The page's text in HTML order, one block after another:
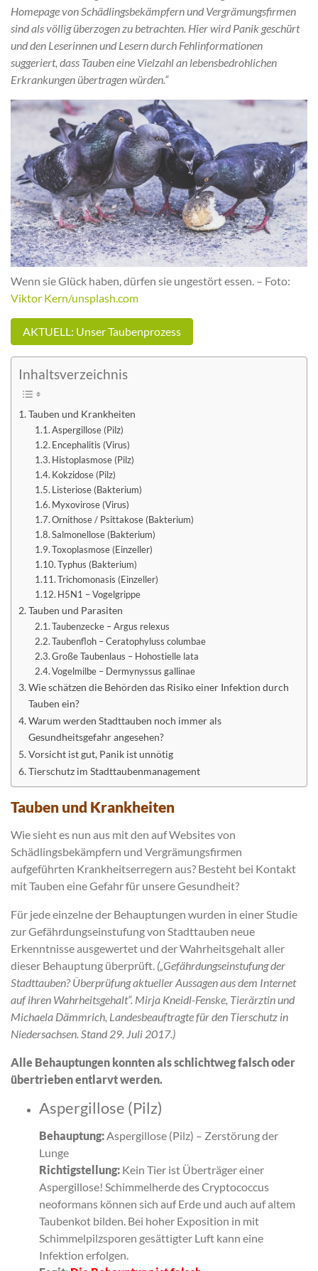
Homepage von Schädlingsbekämpfern und Vergrämungsfirmen
sind als völlig überzogen zu betrachten. Hier wird Panik geschürt
und den Leserinnen und Lesern durch Fehlinformationen
suggeriert, dass Tauben eine Vielzahl an lebensbedrohlichen
Erkrankungen übertragen würden.“
Wenn sie Glück haben, dürfen sie ungestört essen. – Foto:
Viktor Kern/unsplash.com
AKTUELL: Unser Taubenprozess
Inhaltsverzeichnis
Tauben und Krankheiten
Aspergillose (Pilz)
Encephalitis (Virus)
Histoplasmose (Pilz)
Kokzidose (Pilz)
Listeriose (Bakterium)
Myxovirose (Virus)
Ornithose / Psittakose (Bakterium)
Salmonellose (Bakterium)
Toxoplasmose (Einzeller)
Typhus (Bakterium)
Trichomonasis (Einzeller)
H5N1 – Vogelgrippe
Tauben und Parasiten
Taubenzecke – Argus relexus
Taubenfloh – Ceratophyluss columbae
Große Taubenlaus – Hohostielle lata
Vogelmilbe – Dermynyssus gallinae
Wie schätzen die Behörden das Risiko einer Infektion durch
Tauben ein?
Warum werden Stadttauben noch immer als
Gesundheitsgefahr angesehen?
Vorsicht ist gut, Panik ist unnötig
Tierschutz im Stadttaubenmanagement
Tauben und Krankheiten
Wie sieht es nun aus mit den auf Websites von
Schädlingsbekämpfern und Vergrämungsfirmen
aufgeführten Krankheitserregern aus? Besteht bei Kontakt
mit Tauben eine Gefahr für unsere Gesundheit?
Für jede einzelne der Behauptungen wurden in einer Studie
zur Gefährdungseinstufung von Stadttauben neue
Erkenntnisse ausgewertet und der Wahrheitsgehalt aller
dieser Behauptung überprüft. („Gefährdungseinstufung der
Stadttauben? Überprüfung aktueller Aussagen aus dem Internet
auf ihren Wahrheitsgehalt“. Mirja Kneidl-Fenske, Tierärztin und
Michaela Dämmrich, Landesbeauftragte für den Tierschutz in
Niedersachsen. Stand 29. Juli 2017.)
Alle Behauptungen konnten als schlichtweg falsch oder
übertrieben entlarvt werden.
Aspergillose (Pilz)
Behauptung: Aspergillose (Pilz) – Zerstörung der
Lunge
Richtigstellung: Kein Tier ist Überträger einer
Aspergillose! Schimmelherde des Cryptococcus
neoformans können sich auf Erde und auch auf altem
Taubenkot bilden. Bei hoher Exposition in mit
Schimmelpilzsporen gesättigter Luft kann eine
Infektion erfolgen.